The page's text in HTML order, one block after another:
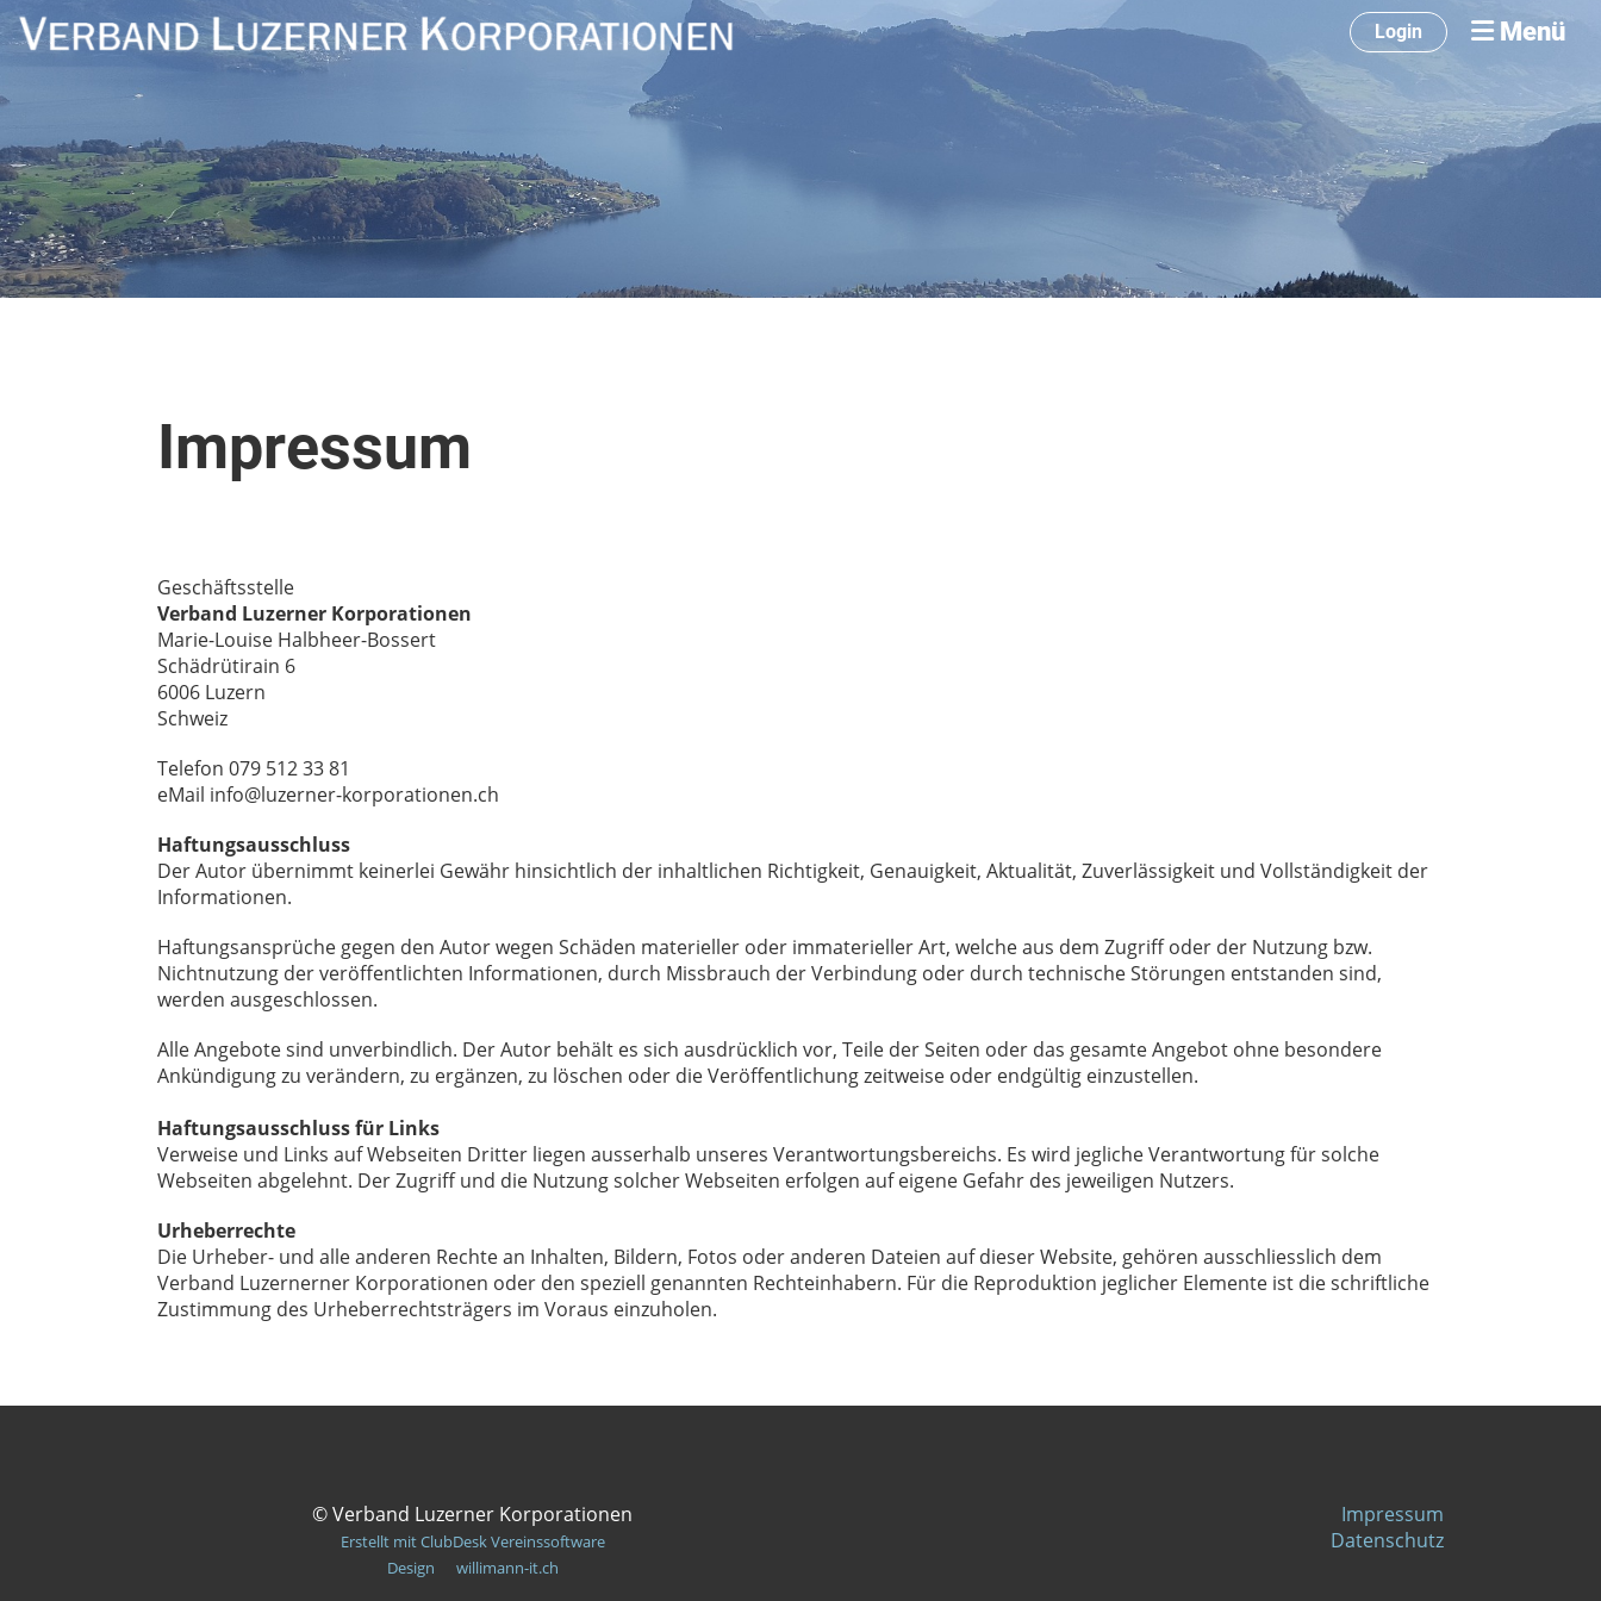
Login Menü
Impressum
Geschäftsstelle
Verband Luzerner Korporationen
Marie-Louise Halbheer-Bossert
Schädrütirain 6
6006 Luzern
Schweiz
Telefon 079 512 33 81
eMail info@luzerner-korporationen.ch
Haftungsausschluss
Der Autor übernimmt keinerlei Gewähr hinsichtlich der inhaltlichen Richtigkeit, Genauigkeit, Aktualität, Zuverlässigkeit und Vollständigkeit der
Informationen.
Haftungsansprüche gegen den Autor wegen Schäden materieller oder immaterieller Art, welche aus dem Zugriff oder der Nutzung bzw.
Nichtnutzung der veröffentlichten Informationen, durch Missbrauch der Verbindung oder durch technische Störungen entstanden sind,
werden ausgeschlossen.
Alle Angebote sind unverbindlich. Der Autor behält es sich ausdrücklich vor, Teile der Seiten oder das gesamte Angebot ohne besondere
Ankündigung zu verändern, zu ergänzen, zu löschen oder die Veröffentlichung zeitweise oder endgültig einzustellen.
Haftungsausschluss für Links
Verweise und Links auf Webseiten Dritter liegen ausserhalb unseres Verantwortungsbereichs. Es wird jegliche Verantwortung für solche
Webseiten abgelehnt. Der Zugriff und die Nutzung solcher Webseiten erfolgen auf eigene Gefahr des jeweiligen Nutzers.
Urheberrechte
Die Urheber- und alle anderen Rechte an Inhalten, Bildern, Fotos oder anderen Dateien auf dieser Website, gehören ausschliesslich dem
Verband Luzernerner Korporationen oder den speziell genannten Rechteinhabern. Für die Reproduktion jeglicher Elemente ist die schriftliche
Zustimmung des Urheberrechtsträgers im Voraus einzuholen.
© Verband Luzerner Korporationen
Erstellt mit ClubDesk Vereinssoftware
Design willimann-it.ch
Impressum
Datenschutz